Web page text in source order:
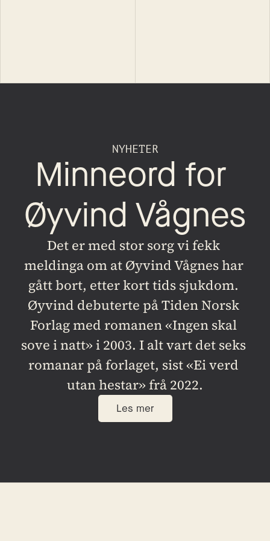
NYHETER
Minneord for
Øyvind Vågnes
Det er med stor sorg vi fekk
meldinga om at Øyvind Vågnes har
gått bort, etter kort tids sjukdom.
Øyvind debuterte på Tiden Norsk
Forlag med romanen «Ingen skal
sove i natt» i 2003. I alt vart det seks
romanar på forlaget, sist «Ei verd
utan hestar» frå 2022.
Les mer